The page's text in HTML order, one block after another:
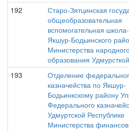
192
Старо-Зятцинская
общеобразовательная
вспомогательная
Якшур-Бодьинского
Министерства
образования
193
Отделение
казначейства по Якшур-
Бодьинкскому району
Федерального
Удмуртской Республике
Министерства